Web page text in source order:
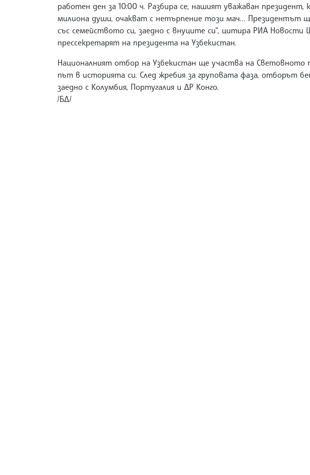
работен ден за 10:00 ч. Разбира се, нашият уважаван
милиона души, очакват с нетърпение този мач... Президентът
със семейството си, заедно с внуците си“, цитира РИА Новости
прессекретарят на президента на Узбекистан.
Националният отбор на Узбекистан ще участва на Световното
път в историята си. След жребия за груповата фаза, отборът
заедно с Колумбия, Португалия и ДР Конго.
/БД/